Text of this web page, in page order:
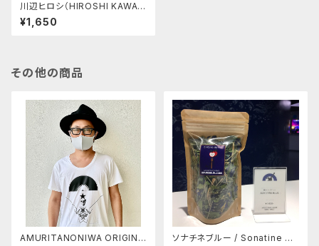
川辺ヒロシ（HIROSHI KAWAN
ABE）伝説的ミックステープ・シ
リーズ『RISE3』CD
¥1,650
その他の商品
AMURITANONIWA ORIGINA
ソナチネブルー / Sonatine bl